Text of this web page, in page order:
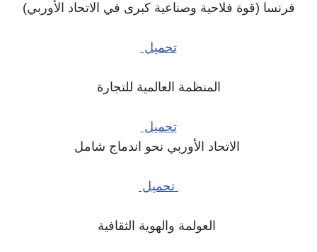
فرنسا (قوة فلاحية وصناعية كبرى في الاتحاد الأوربي)
تحميل
المنظمة العالمية للتجارة
تحميل
الاتحاد الأوربي نحو اندماج شامل
تحميل
العولمة والهوية الثقافية